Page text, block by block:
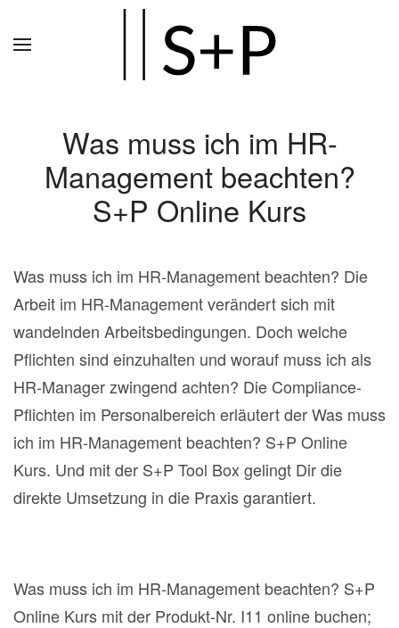
Was muss ich im HR-
Management beachten?
S+P Online Kurs
Was muss ich im HR-Management beachten? Die
Arbeit im HR-Management verändert sich mit
wandelnden Arbeitsbedingungen. Doch welche
Pflichten sind einzuhalten und worauf muss ich als
HR-Manager zwingend achten? Die Compliance-
Pflichten im Personalbereich erläutert der Was muss
ich im HR-Management beachten? S+P Online
Kurs. Und mit der S+P Tool Box gelingt Dir die
direkte Umsetzung in die Praxis garantiert.
Was muss ich im HR-Management beachten? S+P
Online Kurs mit der Produkt-Nr. I11 online buchen;